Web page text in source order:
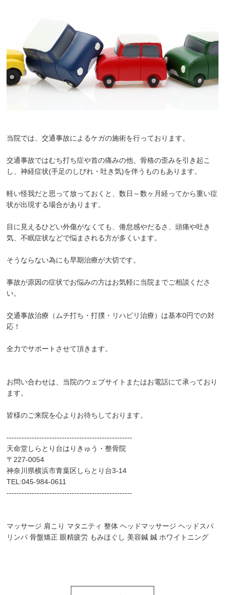
寝違え
骨盤矯正
鍼灸・美容鍼灸
猫背矯正・姿勢改善
求人
お問い合わせ
当院のアプリができました！
ます！
▲GooglPlayはこちらから
当院では、交通事故によるケガの施術を行っております。
交通事故ではむち打ち症や首の痛みの他、骨格の歪みを引き起こ
し、神経症状(手足のしびれ・吐き気)を伴うものもあります。
軽い怪我だと思って放っておくと、数日～数ヶ月経ってから重い症
状が出現する場合があります。
目に見えるひどい外傷がなくても、倦怠感やだるさ、頭痛や吐き
気、不眠症状などで悩まされる方が多くいます。
そうならない為にも早期治療が大切です。
事故が原因の症状でお悩みの方はお気軽に当院までご相談くださ
い。
交通事故治療（ムチ打ち・打撲・リハビリ治療）は基本0円での対
応！
全力でサポートさせて頂きます。
お問い合わせは、当院のウェブサイトまたはお電話にて承っており
ます。
皆様のご来院を心よりお待ちしております。
--------------------------------------------------
天命堂しらとり台はりきゅう・整骨院
〒227-0054
神奈川県横浜市青葉区しらとり台3-14
TEL:045-984-0611
--------------------------------------------------
マッサージ 肩こり マタニティ 整体 ヘッドマッサージ ヘッドスパ
リンパ 骨盤矯正 眼精疲労 もみほぐし 美容鍼 鍼 ホワイトニング